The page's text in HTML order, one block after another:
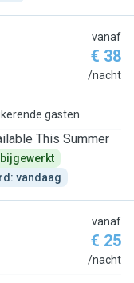
vanaf
€ 38
/nacht
gasten
This Summer
vandaag
vanaf
€ 25
/nacht